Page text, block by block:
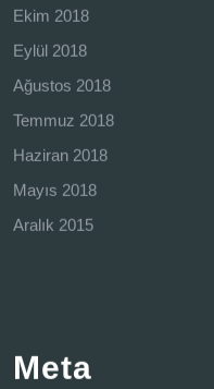
Ekim 2018
Eylül 2018
Ağustos 2018
Temmuz 2018
Haziran 2018
Mayıs 2018
Aralık 2015
Meta